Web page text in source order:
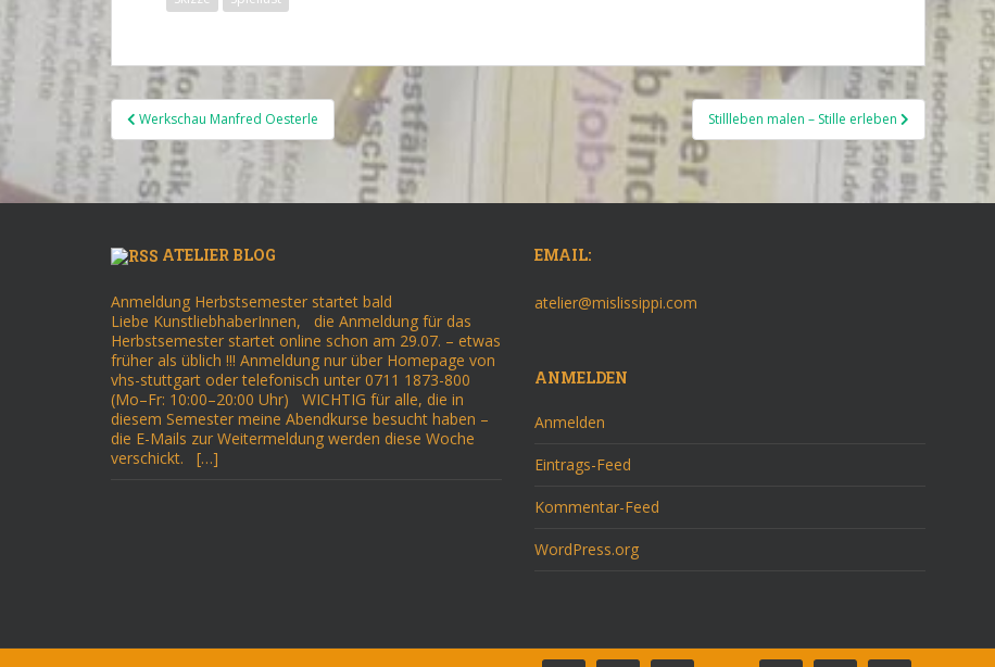
Beitragsnavigation
Werkschau Manfred Oesterle Stillleben malen – Stille erleben
ATELIER BLOG
Anmeldung Herbstsemester startet bald
Liebe KunstliebhaberInnen, die Anmeldung für das
Herbstsemester startet online schon am 29.07. – etwas
früher als üblich !!! Anmeldung nur über Homepage von
vhs-stuttgart oder telefonisch unter 0711 1873-800
(Mo–Fr: 10:00–20:00 Uhr) WICHTIG für alle, die in
diesem Semester meine Abendkurse besucht haben –
die E-Mails zur Weitermeldung werden diese Woche
verschickt. […]
EMAIL:
atelier@mislissippi.com
ANMELDEN
Anmelden
Eintrags-Feed
Kommentar-Feed
WordPress.org